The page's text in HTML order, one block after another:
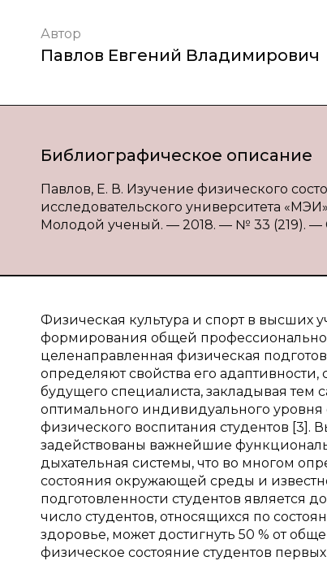
Автор
Павлов Евгений Владимирович
Библиографическое описание
Павлов, Е. В. Изучение физического
исследовательского университета
Молодой ученый. — 2018. — № 33 (219). —
Физическая культура и спорт в высших
формирования общей
целенаправленная физическая
определяют свойства его
будущего специалиста, закладывая
оптимального индивидуального
физического воспитания студентов
задействованы важнейшие
дыхательная системы, что во многом
состояния окружающей среды и
подготовленности студентов является
число студентов, относящихся по
здоровье, может достигнуть 50 % от
физическое состояние студентов